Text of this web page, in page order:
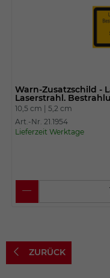
Warn-Zusatzschild -
Laserstrahl.
10,5 cm | 5,2 cm
Art.-Nr. 21.1954
Lieferzeit Werktage
ZURÜCK